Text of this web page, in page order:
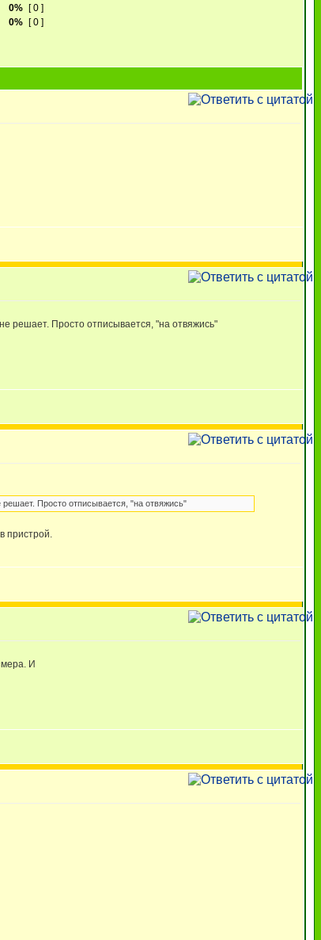
0% [ 0 ]
0% [ 0 ]
Просто отписывается, "на отвяжись"
Просто отписывается, "на отвяжись"
пристрой.
И